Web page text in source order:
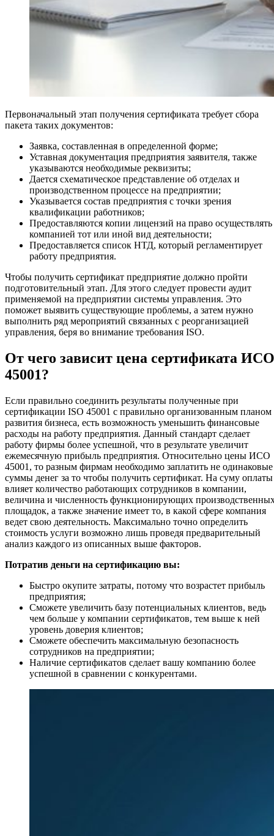
Первоначальный этап получения сертификата требует сбора
пакета таких документов:
Заявка, составленная в определенной форме;
Уставная документация предприятия заявителя, также
указываются необходимые реквизиты;
Дается схематическое представление об отделах и
производственном процессе на предприятии;
Указывается состав предприятия с точки зрения
квалификации работников;
Предоставляются копии лицензий на право осуществлять
компанией тот или иной вид деятельности;
Предоставляется список НТД, который регламентирует
работу предприятия.
Чтобы получить сертификат предприятие должно пройти
подготовительный этап. Для этого следует провести аудит
применяемой на предприятии системы управления. Это
поможет выявить существующие проблемы, а затем нужно
выполнить ряд мероприятий связанных с реорганизацией
управления, беря во внимание требования ISO.
От чего зависит цена сертификата ИСО
45001?
Если правильно соединить результаты полученные при
сертификации ISO 45001 с правильно организованным планом
развития бизнеса, есть возможность уменьшить финансовые
расходы на работу предприятия. Данный стандарт сделает
работу фирмы более успешной, что в результате увеличит
ежемесячную прибыль предприятия. Относительно цены ИСО
45001, то разным фирмам необходимо заплатить не одинаковые
суммы денег за то чтобы получить сертификат. На суму оплаты
влияет количество работающих сотрудников в компании,
величина и численность функционирующих
площадок, а также значение имеет то, в какой сфере компания
ведет свою деятельность. Максимально точно определить
стоимость услуги возможно лишь проведя предварительный
анализ каждого из описанных выше факторов.
Потратив деньги на сертификацию вы:
Быстро окупите затраты, потому что возрастет прибыль
предприятия;
Сможете увеличить базу потенциальных клиентов, ведь
чем больше у компании сертификатов, тем выше к ней
уровень доверия клиентов;
Сможете обеспечить максимальную безопасность
сотрудников на предприятии;
Наличие сертификатов сделает вашу компанию более
успешной в сравнении с конкурентами.